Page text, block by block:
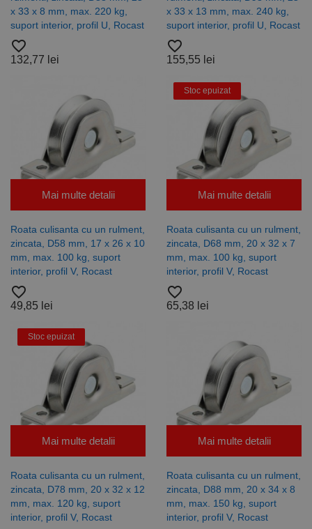
x 33 x 8 mm, max. 220 kg,
suport interior, profil U, Rocast
favorite_border
132,77 lei
x 33 x 13 mm, max. 240 kg,
suport interior, profil U, Rocast
favorite_border
155,55 lei
Mai multe detalii
Roata culisanta cu un rulment,
zincata, D58 mm, 17 x 26 x 10
mm, max. 100 kg, suport
interior, profil V, Rocast
favorite_border
49,85 lei
Stoc epuizat
Mai multe detalii
Roata culisanta cu un rulment,
zincata, D68 mm, 20 x 32 x 7
mm, max. 100 kg, suport
interior, profil V, Rocast
favorite_border
65,38 lei
Stoc epuizat
Mai multe detalii
Roata culisanta cu un rulment,
zincata, D78 mm, 20 x 32 x 12
mm, max. 120 kg, suport
interior, profil V, Rocast
Mai multe detalii
Roata culisanta cu un rulment,
zincata, D88 mm, 20 x 34 x 8
mm, max. 150 kg, suport
interior, profil V, Rocast